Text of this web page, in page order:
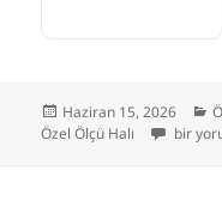
Yayın
tarihi
Haziran 15, 2026
Özel Ölçü Halı
bir